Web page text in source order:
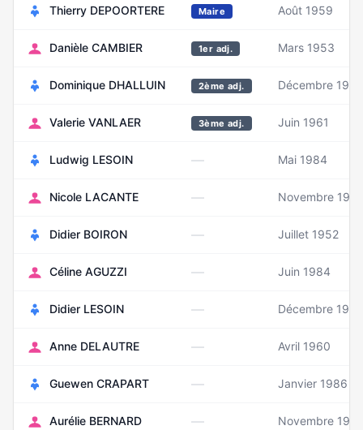
Thierry DEPOORTERE Maire Août 1959
Danièle CAMBIER 1er adj. Mars 1953
Dominique DHALLUIN 2ème adj. Décembre 1957
Valerie VANLAER 3ème adj. Juin 1961
Ludwig LESOIN — Mai 1984
Nicole LACANTE — Novembre
Didier BOIRON — Juillet 1952
Céline AGUZZI — Juin 1984
Didier LESOIN — Décembre 1959
Anne DELAUTRE — Avril 1960
Guewen CRAPART — Janvier 1986
Aurélie BERNARD — Novembre